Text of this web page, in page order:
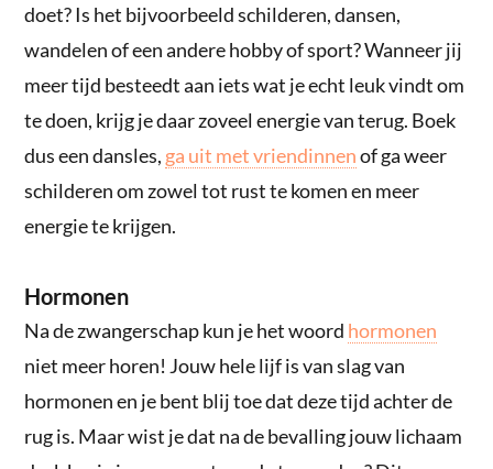
doet? Is het bijvoorbeeld schilderen, dansen,
wandelen of een andere hobby of sport? Wanneer jij
meer tijd besteedt aan iets wat je echt leuk vindt om
te doen, krijg je daar zoveel energie van terug. Boek
dus een dansles, ga uit met vriendinnenof ga weer
schilderen om zowel tot rust te komen en meer
energie te krijgen.
Hormonen
Na de zwangerschap kun je het woord hormonen
niet meer horen! Jouw hele lijf is van slag van
hormonen en je bent blij toe dat deze tijd achter de
rug is. Maar wist je dat na de bevalling jouw lichaam